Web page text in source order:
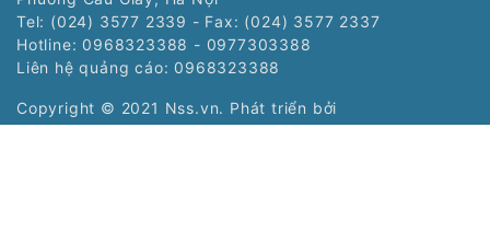
Tel: (024) 3577 2339 - Fax: (024) 3577 2337
Hotline: 0968323388 - 0977303388
Liên hệ quảng cáo: 0968323388
Copyright © 2021 Nss.vn. Phát triển bởi
VIETNAMPEDIA.com